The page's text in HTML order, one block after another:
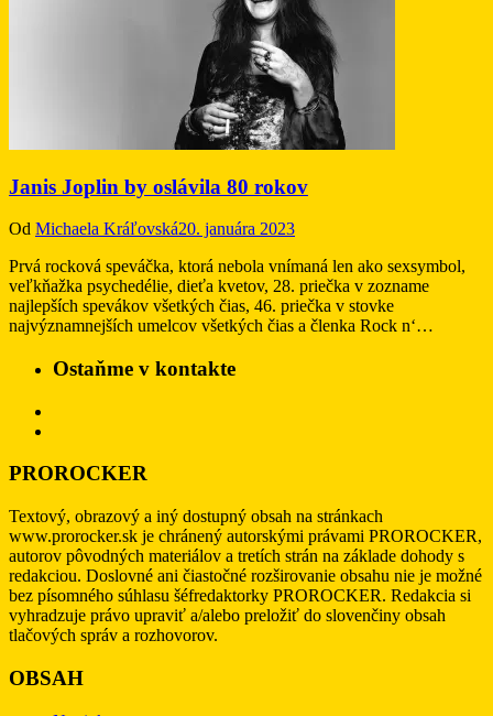
Janis Joplin by oslávila 80 rokov
Od Michaela Kráľovská20. januára 2023
Prvá rocková speváčka, ktorá nebola vnímaná len ako sexsymbol,
veľkňažka psychedélie, dieťa kvetov, 28. priečka v zozname
najlepších spevákov všetkých čias, 46. priečka v stovke
najvýznamnejších umelcov všetkých čias a členka Rock n‘…
Ostaňme v kontakte
PROROCKER
Textový, obrazový a iný dostupný obsah na stránkach
www.prorocker.sk je chránený autorskými právami PROROCKER,
autorov pôvodných materiálov a tretích strán na základe dohody s
redakciou. Doslovné ani čiastočné rozširovanie obsahu nie je možné
bez písomného súhlasu šéfredaktorky PROROCKER. Redakcia si
vyhradzuje právo upraviť a/alebo preložiť do slovenčiny obsah
tlačových správ a rozhovorov.
OBSAH